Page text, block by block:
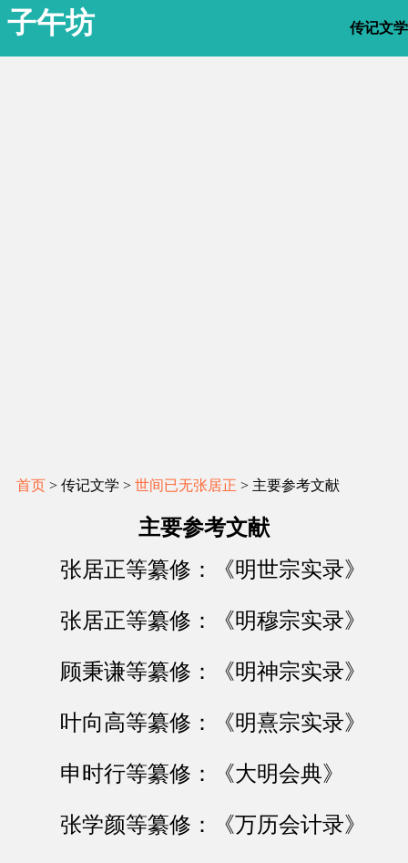
子午坊 传记文学
首页 > 传记文学 > 世间已无张居正 > 主要参考文献
主要参考文献
张居正等纂修：《明世宗实录》
张居正等纂修：《明穆宗实录》
顾秉谦等纂修：《明神宗实录》
叶向高等纂修：《明熹宗实录》
申时行等纂修：《大明会典》
张学颜等纂修：《万历会计录》